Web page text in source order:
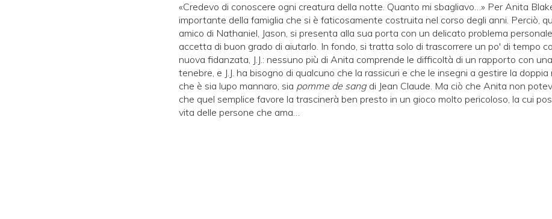
«Credevo di conoscere ogni creatura della notte. Quanto mi sbagliavo…» Per Anita
importante della famiglia che si è faticosamente costruita nel corso degli anni. Perciò,
amico di Nathaniel, Jason, si presenta alla sua porta con un delicato problema
accetta di buon grado di aiutarlo. In fondo, si tratta solo di trascorrere un po' di tempo
nuova fidanzata, J.J.: nessuno più di Anita comprende le difficoltà di un rapporto con
tenebre, e J.J. ha bisogno di qualcuno che la rassicuri e che le insegni a gestire la doppia
che è sia lupo mannaro, sia pomme de sang di Jean Claude. Ma ciò che Anita non
che quel semplice favore la trascinerà ben presto in un gioco molto pericoloso, la cui
vita delle persone che ama…